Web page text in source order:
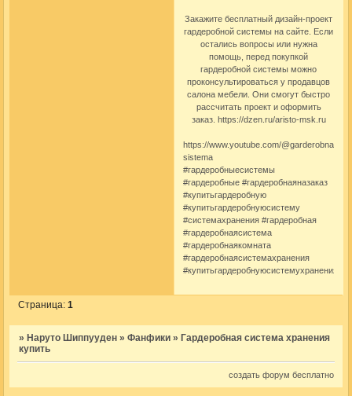
Закажите бесплатный дизайн-проект
гардеробной системы на сайте. Если
остались вопросы или нужна
помощь, перед покупкой
гардеробной системы можно
проконсультироваться у продавцов
салона мебели. Они смогут быстро
рассчитать проект и оформить
заказ. https://dzen.ru/aristo-msk.ru
https://www.youtube.com/@garderobnaya-
sistema
#гардеробныесистемы
#гардеробные #гардеробнаяназаказ
#купитьгардеробную
#купитьгардеробнуюсистему
#системахранения #гардеробная
#гардеробнаясистема
#гардеробнаякомната
#гардеробнаясистемахранения
#купитьгардеробнуюсистемухранения
Страница:1
» Наруто Шиппууден »Фанфики » Гардеробная система хранения
купить
создать форум бесплатно